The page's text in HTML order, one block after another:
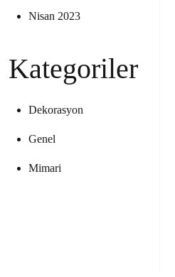
Nisan 2023
Kategoriler
Dekorasyon
Genel
Mimari